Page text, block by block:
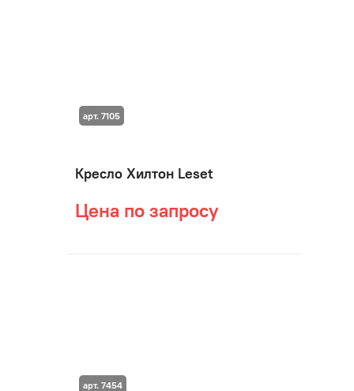
Кресло Хилтон Leset
Цена по запросу
арт. 7105
арт. 7454